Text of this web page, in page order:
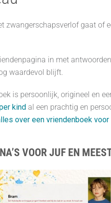
gaat of
in met
waardevol blijft.
is persoonlijk, origineel en
kind al een prachtig en
over een vriendenboek
VOOR JUF EN